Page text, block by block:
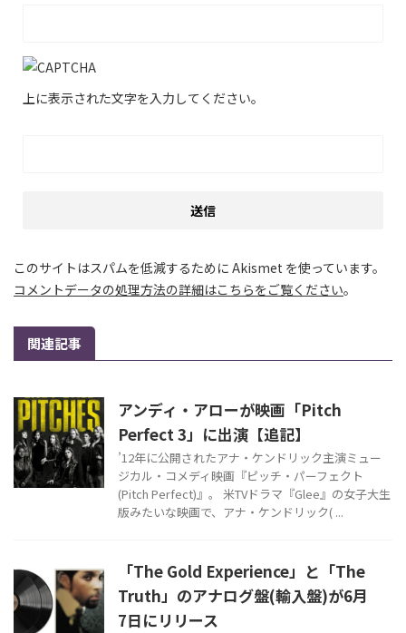
上に表示された文字を入力してください。
このサイトはスパムを低減するために Akismet を使っています。
コメントデータの処理方法の詳細はこちらをご覧ください。
関連記事
アンディ・アローが映画「Pitch
Perfect 3」に出演【追記】
’12年に公開されたアナ・ケンドリック主演ミュー
ジカル・コメディ映画『ピッチ・パーフェクト
(Pitch Perfect)』。 米TVドラマ『Glee』の女子大生
版みたいな映画で、アナ・ケンドリック( ...
「The Gold Experience」と「The
Truth」のアナログ盤(輸入盤)が6月
7日にリリース